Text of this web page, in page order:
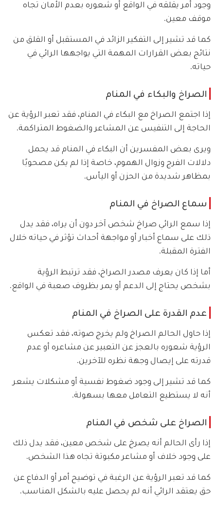
وجود أمر يقلقه في الواقع أو شعوره بعدم الأمان تجاه
موقف معين.
كما قد تشير إلى التفكير الزائد في المستقبل أو القلق من
نتائج بعض القرارات المهمة التي يواجهها الرائي في
حياته.
الصراخ والبكاء في المنام
إذا اجتمع الصراخ مع البكاء في المنام، فقد تعبر الرؤية عن
الحاجة إلى التنفيس عن المشاعر والضغوط المتراكمة.
ويرى بعض المفسرين أن البكاء في المنام قد يحمل
دلالات الفرج وزوال الهموم، خاصة إذا لم يكن مصحوبًا
بمظاهر شديدة من الحزن أو اليأس.
سماع الصراخ في المنام
إذا سمع الرائي صراخ شخص آخر دون أن يراه، فقد يدل
ذلك على سماع أخبار أو مواجهة أحداث تؤثر في حياته خلال
الفترة المقبلة.
أما إذا كان يعرف مصدر الصراخ، فقد ترتبط الرؤية
بشخص يحتاج إلى الدعم أو يمر بظروف صعبة في الواقع.
عدم القدرة على الصراخ في المنام
إذا حاول الحالم الصراخ ولم يخرج صوته، فقد تعكس
الرؤية شعوره بالعجز عن التعبير عن مشاعره أو عدم
قدرته على إيصال وجهة نظره للآخرين.
كما قد تشير إلى وجود ضغوط نفسية أو مشكلات يشعر
أنه لا يستطيع التعامل معها بسهولة.
الصراخ على شخص في المنام
إذا رأى الحالم أنه يصرخ على شخص معين، فقد يدل ذلك
على وجود خلاف أو مشاعر مكبوتة تجاه هذا الشخص.
كما قد تعبر الرؤية عن الرغبة في توضيح أمر أو الدفاع عن
حق يعتقد الرائي أنه لم يحصل عليه بالشكل المناسب.